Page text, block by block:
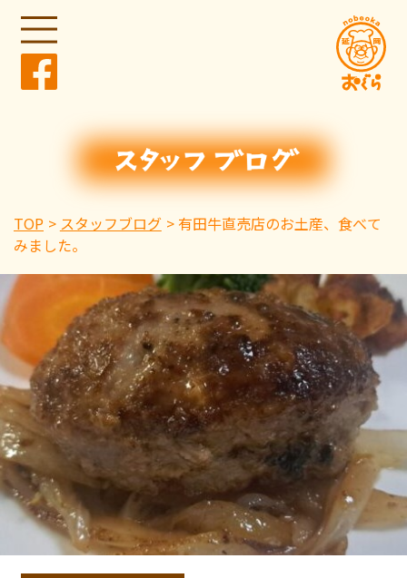
TOP スタッフブログ
有田牛直売店のお土産、食べて
みました。